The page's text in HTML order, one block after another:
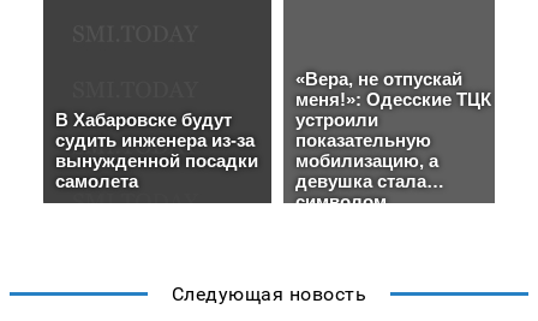
Следующая новость